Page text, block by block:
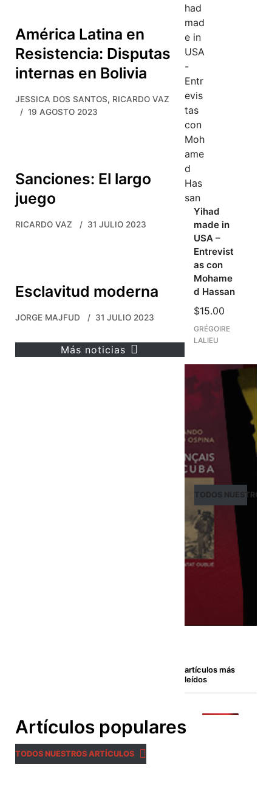
América Latina en
Resistencia: Disputas
internas en Bolivia
JESSICA DOS SANTOS, RICARDO VAZ
19 AGOSTO 2023
Sanciones: El largo
juego
RICARDO VAZ 31 JULIO 2023
Esclavitud moderna
JORGE MAJFUD 31 JULIO 2023
Más noticias
Yihad
made in
USA –
Entrevist
as con
Mohame
d Hassan
$15.00
GRÉGOIRE
LALIEU
TODOS NUESTROS
artículos más
leídos
Artículos populares
TODOS NUESTROS ARTÍCULOS